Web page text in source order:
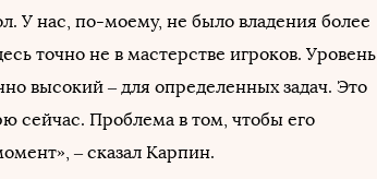
У нас, по-моему, не было владения более
точно не в мастерстве игроков. Уровень
высокий – для определенных задач. Это
сейчас. Проблема в том, чтобы его
– сказал Карпин.